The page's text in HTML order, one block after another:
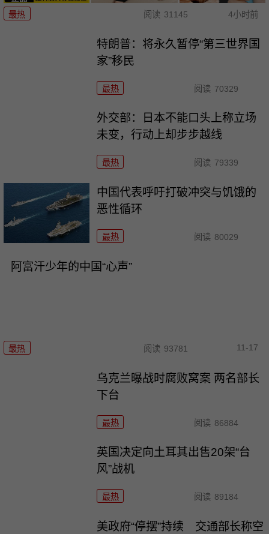
最热 阅读 31145 4小时前
特朗普：将永久暂停“第三世界国
家”移民
最热 阅读 70329
外交部：日本不能口头上称立场
未变，行动上却步步越线
最热 阅读 79339
中国代表呼吁打破冲突与饥饿的
恶性循环
最热 阅读 80029
阿富汗少年的中国“心声”
最热 阅读 93781 11-17
乌克兰曝战时腐败窝案 两名部长
下台
最热 阅读 86884
英国决定向土耳其出售20架“台
风”战机
最热 阅读 89184
美政府“停摆”持续 交通部长称空